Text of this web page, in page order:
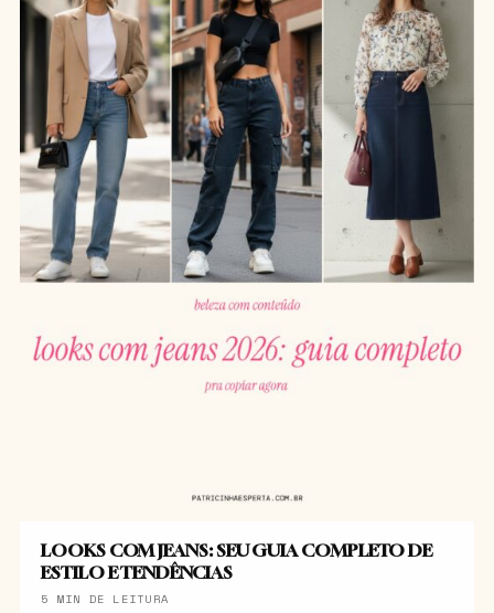
LOOKS COM JEANS: SEU GUIA COMPLETO DE
ESTILO E TENDÊNCIAS
5 MIN DE LEITURA